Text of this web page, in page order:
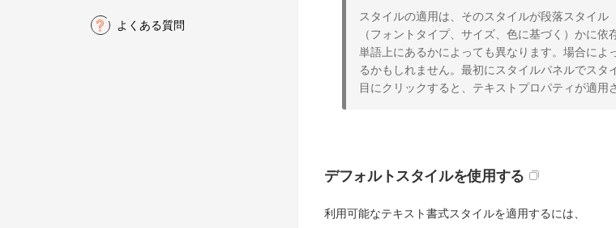
よくある質問
スタイルの適用は、そのスタイルが段落スタイ
（フォントタイプ、サイズ、色に基づく）かに
単語上にあるかによっても異なります。場合に
るかもしれません。最初にスタイルパネルでス
目にクリックすると、テキストプロパティが適用
デフォルトスタイルを使用する
利用可能なテキスト書式スタイルを適用するには、